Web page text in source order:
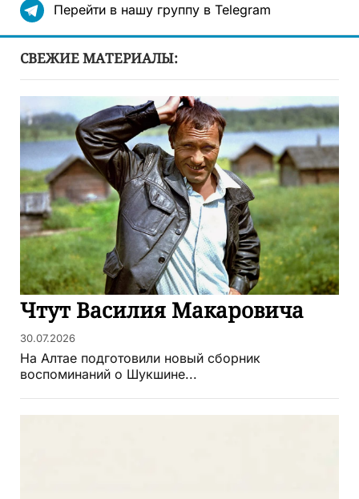
Перейти в нашу группу в Telegram
СВЕЖИЕ МАТЕРИАЛЫ:
Чтут Василия Макаровича
30.07.2026
На Алтае подготовили новый сборник
воспоминаний о Шукшине...